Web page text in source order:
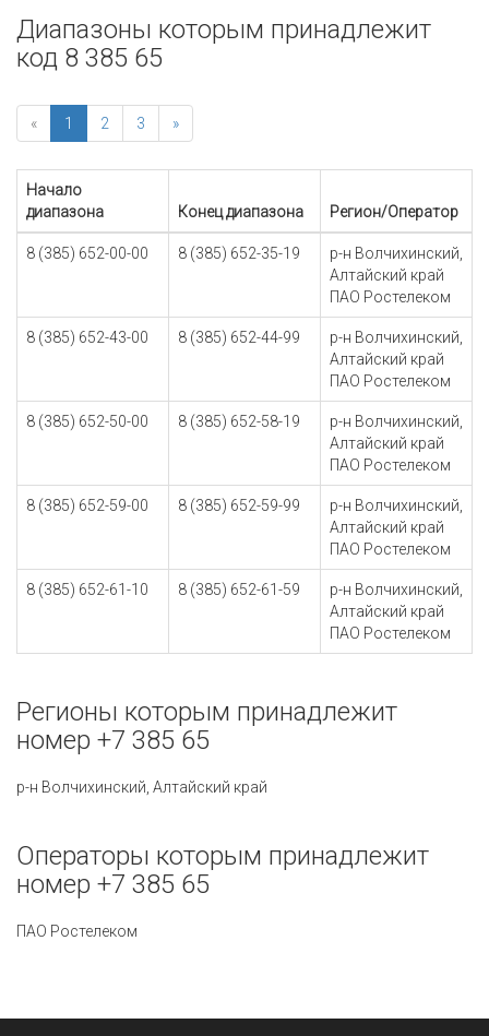
Диапазоны которым принадлежит
код 8 385 65
« 1 2 3 »
Начало
диапазона
Конец диапазона Регион/Оператор
8 (385) 652-00-00 8 (385) 652-35-19
р-н Волчихинский,
Алтайский край
ПАО Ростелеком
8 (385) 652-43-00 8 (385) 652-44-99
р-н Волчихинский,
Алтайский край
ПАО Ростелеком
8 (385) 652-50-00 8 (385) 652-58-19
р-н Волчихинский,
Алтайский край
ПАО Ростелеком
8 (385) 652-59-00 8 (385) 652-59-99
р-н Волчихинский,
Алтайский край
ПАО Ростелеком
8 (385) 652-61-10 8 (385) 652-61-59
р-н Волчихинский,
Алтайский край
ПАО Ростелеком
Регионы которым принадлежит
номер +7 385 65
р-н Волчихинский, Алтайский край
Операторы которым принадлежит
номер +7 385 65
ПАО Ростелеком